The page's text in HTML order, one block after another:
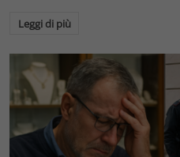
Leggi di più